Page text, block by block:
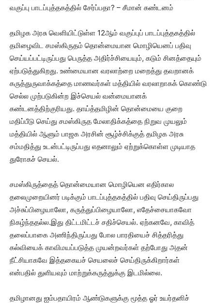
வகுப்பு பாடப்புத்தகத்தில் சேர்ப்பதா? – சீமான் கண்டனம்
தமிழக அரசு வெளியிட்டுள்ள 12ஆம் வகுப்புப் பாடப்புத்தகத்தில்
தமிழைவிட சமஸ்கிருதம் தொன்மையான மொழியெனப் பதிவு
செய்யப்பட்டிருப்பது பெருத்த அதிர்ச்சியையும், கடும் சினத்தையும்
ஏற்படுத்துகிறது. உண்மையான வரலாற்றை மறைத்து தவறானக்
கருத்துருவாக்கத்தை மாணவர்கள் மத்தியில் வரலாறாகக் கொண்டு
செல்ல முற்படுகின்ற இச்செயல் வன்மையானக்
கண்டனத்திற்குரியது. தாய்த்தமிழின் தொன்மையை குறை
மதிப்பீடு செய்து சமஸ்கிருத மேலாதிக்கத்தை நிறுவ முயலும்
மத்தியில் ஆளும் பாஜக அரசின் சூழ்ச்சிக்குத் தமிழக அரசு
சம்மதித்து உடன்பட்டிருப்பது எதனாலும் ஏற்றுக்கொள்ள முடியாத
துரோகச் செயல்.
சமஸ்கிருத்தைத் தொன்மையான மொழியென எதிர்கால
தலைமுறையினர் படிக்கும் பாடப்புத்தகத்தில் பதிவு செய்திருப்பது
அச்சுப்பிழையாலோ, கருத்துப்பிழையாலோ, எதேச்சையாகவோ
நிகழ்ந்ததல்ல.இது திட்டமிட்டச் சதிச்செயல். ஏற்கனவே, காவித்
தலைப்பாகை அணிந்திருப்பது போல பாரதியைச் சித்தரித்து
கல்வியைக் காவிமயப்படுத்த முயன்றவர்கள் தற்போது அதன்
நீட்சியாகவே இத்தகையச் செயலைச் செய்திருக்கிறார்கள்
என்பதில் துளியவும் மாற்றுக்கருத்துக்கு இடமில்லை.
தமிழானது ஐம்பதாயிரம் ஆண்டுகளுக்கு மூத்த ஓர் உயர்தனிச்